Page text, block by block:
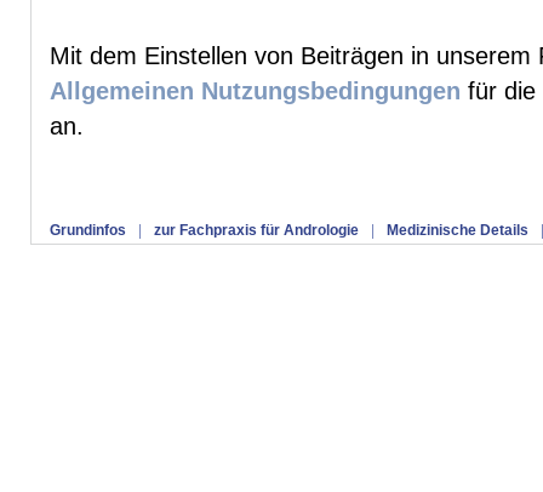
Mit dem Einstellen von Beiträgen in
Allgemeinen Nutzungsbedingungen für die
an.
Grundinfos | zur Fachpraxis für Andrologie | Medizinische Details |